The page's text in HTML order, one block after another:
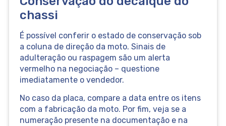
chassi
É possível conferir o estado de conservação sob
a coluna de direção da moto. Sinais de
adulteração ou raspagem são um alerta
vermelho na negociação – questione
imediatamente o vendedor.
No caso da placa, compare a data entre os itens
com a fabricação da moto. Por fim, veja se a
numeração presente na documentação e na